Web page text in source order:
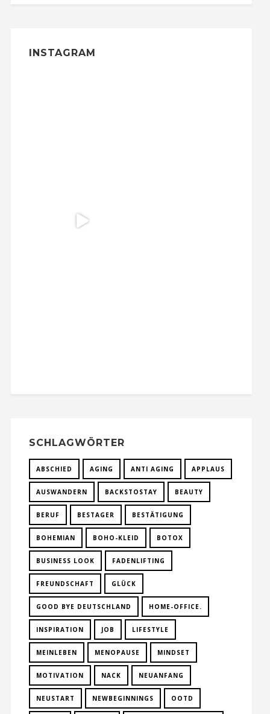
INSTAGRAM
SCHLAGWÖRTER
ABSCHIED AGING ANTI AGING APPLAUS
AUSWANDERN BACKSTOSTAY BEAUTY
BERUF BESTAGER BESTÄTIGUNG
BOHEMIAN BOHO-KLEID BOTOX
BUSINESS LOOK FADENLIFTING
FREUNDSCHAFT GLÜCK
GOOD BYE DEUTSCHLAND HOME-OFFICE.
INSPIRATION JOB LIFESTYLE
MEINLEBEN MENOPAUSE MINDSET
MOTIVATION NACK NEUANFANG
NEUSTART NEWBEGINNINGS OOTD